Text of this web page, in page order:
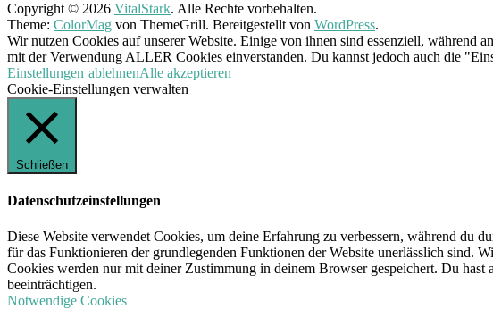
Copyright © 2026 VitalStark. Alle Rechte vorbehalten.
Theme: ColorMag von ThemeGrill. Bereitgestellt von WordPress.
Wir nutzen Cookies auf unserer Website. Einige von ihnen sind essenziell, während
mit der Verwendung ALLER Cookies einverstanden. Du kannst jedoch auch die
Einstellungen ablehnenAlle akzeptieren
Cookie-Einstellungen verwalten
Schließen
Datenschutzeinstellungen
Diese Website verwendet Cookies, um deine Erfahrung zu verbessern, während du
für das Funktionieren der grundlegenden Funktionen der Website unerlässlich sind.
Cookies werden nur mit deiner Zustimmung in deinem Browser gespeichert. Du
beeinträchtigen.
Notwendige Cookies